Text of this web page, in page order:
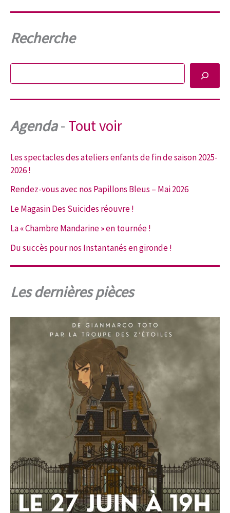
Recherche
Rechercher
Agenda- Tout voir
Les spectacles des ateliers enfants de fin de saison 2025-
2026 !
Rendez-vous avec nos Papillons Bleus – Mai 2026
Le Magasin Des Suicides réouvre !
La « Chambre Mandarine » en tournée !
Du succès pour nos Instantanés en gironde !
Les dernières pièces